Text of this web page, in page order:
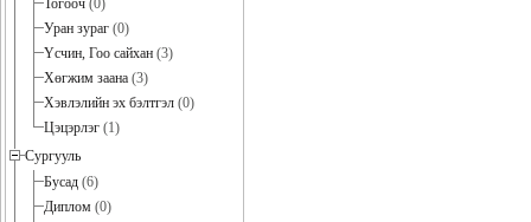
Тогооч (0)
Уран зураг (0)
Үсчин, Гоо сайхан (3)
Хөгжим заана (3)
Хэвлэлийн эх бэлтгэл (0)
Цэцэрлэг (1)
Сургууль
Бусад (6)
Диплом (0)